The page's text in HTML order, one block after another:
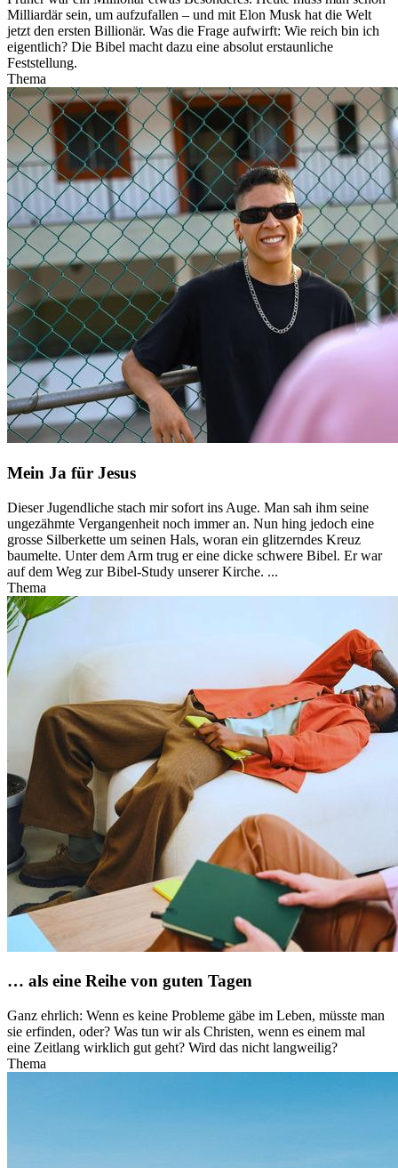
Milliardär sein, um aufzufallen – und mit Elon Musk hat die Welt
jetzt den ersten Billionär. Was die Frage aufwirft: Wie reich bin ich
eigentlich? Die Bibel macht dazu eine absolut erstaunliche
Feststellung.
Thema
Mein Ja für Jesus
Dieser Jugendliche stach mir sofort ins Auge. Man sah ihm seine
ungezähmte Vergangenheit noch immer an. Nun hing jedoch eine
grosse Silberkette um seinen Hals, woran ein glitzerndes Kreuz
baumelte. Unter dem Arm trug er eine dicke schwere Bibel. Er war
auf dem Weg zur Bibel-Study unserer Kirche. ...
Thema
… als eine Reihe von guten Tagen
Ganz ehrlich: Wenn es keine Probleme gäbe im Leben, müsste man
sie erfinden, oder? Was tun wir als Christen, wenn es einem mal
eine Zeitlang wirklich gut geht? Wird das nicht langweilig?
Thema